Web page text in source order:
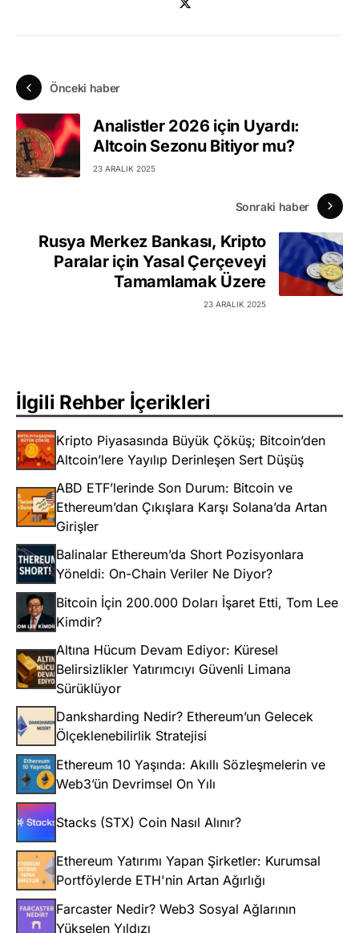
Önceki haber
Analistler 2026 için Uyardı:
Altcoin Sezonu Bitiyor mu?
23 ARALIK 2025
Sonraki haber
Rusya Merkez Bankası, Kripto
Paralar için Yasal Çerçeveyi
Tamamlamak Üzere
23 ARALIK 2025
İlgili Rehber İçerikleri
Kripto Piyasasında Büyük Çöküş; Bitcoin’den
Altcoin’lere Yayılıp Derinleşen Sert Düşüş
ABD ETF’lerinde Son Durum: Bitcoin ve
Ethereum’dan Çıkışlara Karşı Solana’da Artan
Girişler
Balinalar Ethereum’da Short Pozisyonlara
Yöneldi: On-Chain Veriler Ne Diyor?
Bitcoin İçin 200.000 Doları İşaret Etti, Tom Lee
Kimdir?
Altına Hücum Devam Ediyor: Küresel
Belirsizlikler Yatırımcıyı Güvenli Limana
Sürüklüyor
Danksharding Nedir? Ethereum’un Gelecek
Ölçeklenebilirlik Stratejisi
Ethereum 10 Yaşında: Akıllı Sözleşmelerin ve
Web3’ün Devrimsel On Yılı
Stacks (STX) Coin Nasıl Alınır?
Ethereum Yatırımı Yapan Şirketler: Kurumsal
Portföylerde ETH'nin Artan Ağırlığı
Farcaster Nedir? Web3 Sosyal Ağlarının
Yükselen Yıldızı